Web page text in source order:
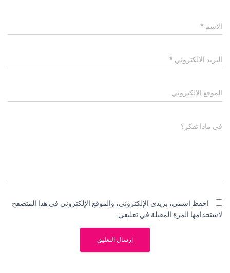
الاسم *
البريد الإلكتروني *
الموقع الإلكتروني
في ماذا تفكر؟
احفظ اسمي، بريدي الإلكتروني، والموقع الإلكتروني في هذا المتصفح
لاستخدامها المرة المقبلة في تعليقي.